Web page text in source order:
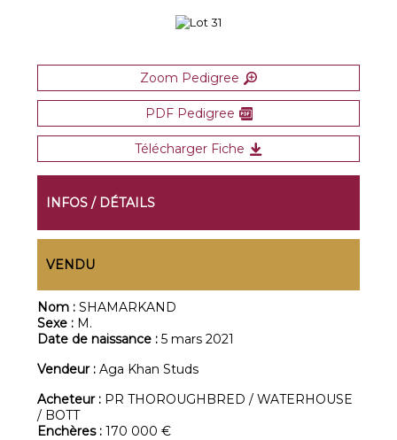
Zoom Pedigree
PDF Pedigree
Télécharger Fiche
INFOS / DÉTAILS
VENDU
Nom :SHAMARKAND
Sexe : M.
Date de naissance :5 mars 2021
Vendeur :Aga Khan Studs
Acheteur : PR THOROUGHBRED / WATERHOUSE
/ BOTT
Enchères :170 000 €